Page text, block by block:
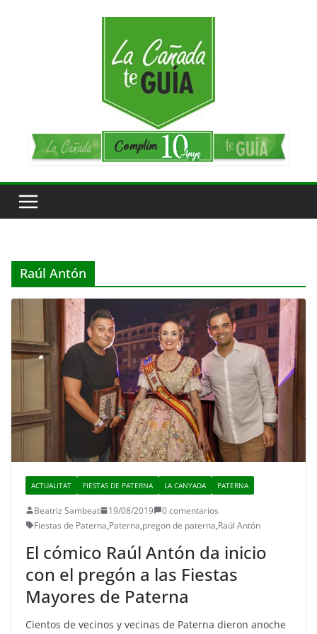
Raúl Antón
ACTUALITAT FIESTAS DE PATERNA LA CANYADA PATERNA
Beatriz Sambeat 19/08/2019
0 comentarios
Fiestas de Paterna,Paterna,pregon de paterna,Raúl Antón
El cómico Raúl Antón da inicio
con el pregón a las Fiestas
Mayores de Paterna
Cientos de vecinos y vecinas de Paterna dieron anoche